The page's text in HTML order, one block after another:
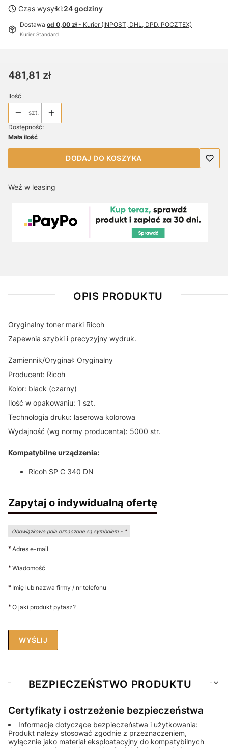
Czas wysyłki:24 godziny
Dostawa od 0,00 zł- Kurier (INPOST, DHL, DPD, POCZTEX)
Kurier Standard
Cena
481,81 zł
Ilość
szt.
Dostępność:
Mała ilość
DODAJ DO KOSZYKA
Weź w leasing
OPIS PRODUKTU
Oryginalny toner marki Ricoh
Zapewnia szybki i precyzyjny wydruk.
Zamiennik/Oryginał: Oryginalny
Producent: Ricoh
Kolor: black (czarny)
Ilość w opakowaniu: 1 szt.
Technologia druku: laserowa kolorowa
Wydajność (wg normy producenta): 5000 str.
Kompatybilne urządzenia:
Ricoh SP C 340 DN
Zapytaj o indywidualną ofertę
Obowiązkowe pola oznaczone są symbolem - *
*Adres e-mail
*Wiadomość
* Imię lub nazwa firmy / nr telefonu
*O jaki produkt pytasz?
WYŚLIJ
BEZPIECZEŃSTWO PRODUKTU
Certyfikaty i ostrzeżenie bezpieczeństwa
Informacje dotyczące bezpieczeństwa i użytkowania:
Produkt należy stosować zgodnie z przeznaczeniem,
wyłącznie jako materiał eksploatacyjny do kompatybilnych